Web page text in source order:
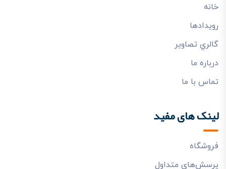
خانه
رويدادها
گالري تصاوير
درباره ما
تماس با ما
لینک های مفید
فروشگاه
پرسش‌هاي متداول